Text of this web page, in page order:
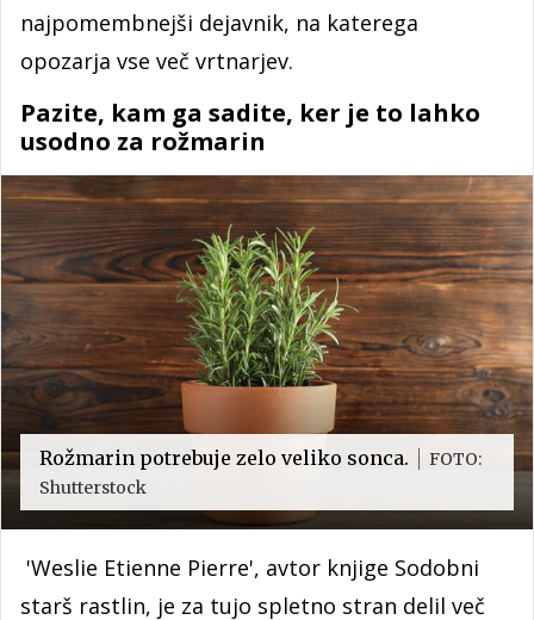
najpomembnejši dejavnik, na katerega
opozarja vse več vrtnarjev.
Pazite, kam ga sadite, ker je to lahko
usodno za rožmarin
Rožmarin potrebuje zelo veliko sonca.
FOTO:
Shutterstock
'Weslie Etienne Pierre', avtor knjige Sodobni
starš rastlin, je za tujo spletno stran delil več